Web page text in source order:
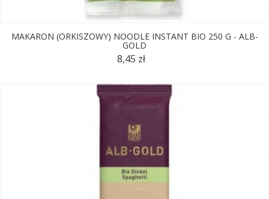
MAKARON (ORKISZOWY) NOODLE INSTANT BIO 250 G - ALB-
GOLD
8,45 zł